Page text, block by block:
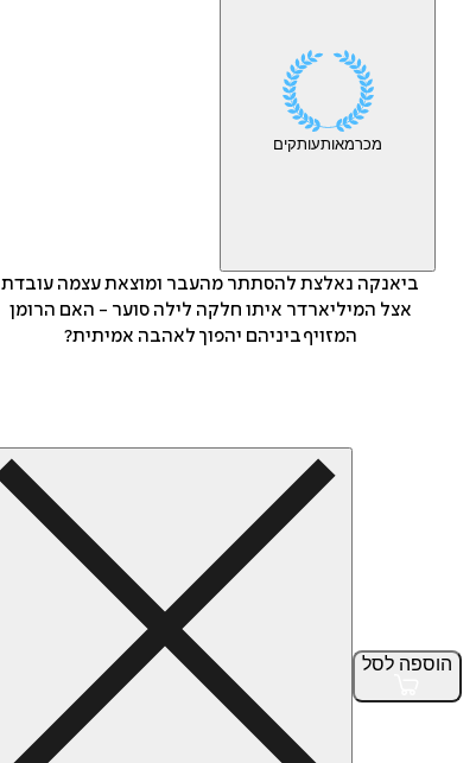
מכרמאותעותקים
ביאנקה נאלצת להסתתר מהעבר ומוצאת עצמה עובדת
אצל המיליארדר איתו חלקה לילה סוער - האם הרומן
המזויף ביניהם יהפוך לאהבה אמיתית?
הוספה לסל